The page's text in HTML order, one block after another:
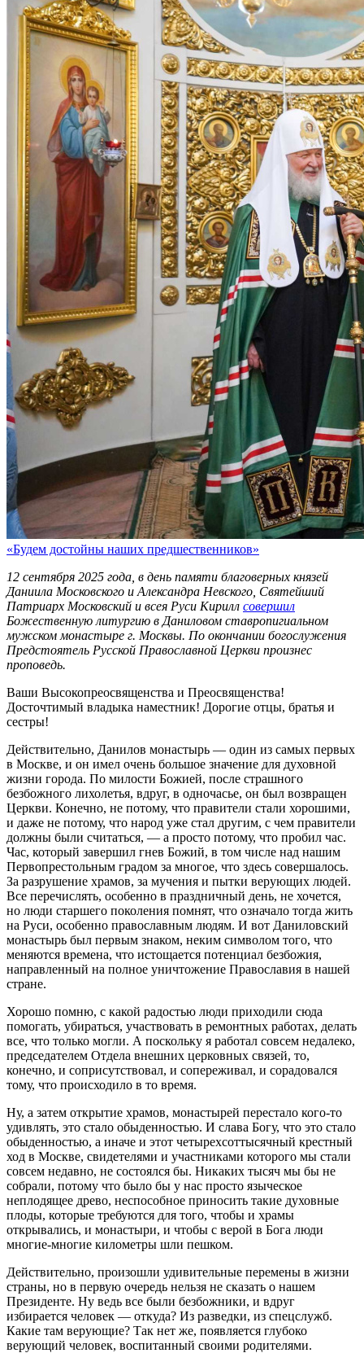
«Будем достойны наших предшественников»
12 сентября 2025 года, в день памяти благоверных князей
Даниила Московского и Александра Невского, Святейший
Патриарх Московский и всея Руси Кирилл совершил
Божественную литургию в Даниловом ставропигиальном
мужском монастыре г. Москвы. По окончании богослужения
Предстоятель Русской Православной Церкви произнес
проповедь.
Ваши Высокопреосвященства и Преосвященства!
Досточтимый владыка наместник! Дорогие отцы, братья и
сестры!
Действительно, Данилов монастырь — один из самых первых
в Москве, и он имел очень большое значение для духовной
жизни города. По милости Божией, после страшного
безбожного лихолетья, вдруг, в одночасье, он был возвращен
Церкви. Конечно, не потому, что правители стали хорошими,
и даже не потому, что народ уже стал другим, с чем правители
должны были считаться, — а просто потому, что пробил час.
Час, который завершил гнев Божий, в том числе над нашим
Первопрестольным градом за многое, что здесь совершалось.
За разрушение храмов, за мучения и пытки верующих людей.
Все перечислять, особенно в праздничный день, не хочется,
но люди старшего поколения помнят, что означало тогда жить
на Руси, особенно православным людям. И вот Даниловский
монастырь был первым знаком, неким символом того, что
меняются времена, что истощается потенциал безбожия,
направленный на полное уничтожение Православия в нашей
стране.
Хорошо помню, с какой радостью люди приходили сюда
помогать, убираться, участвовать в ремонтных работах, делать
все, что только могли. А поскольку я работал совсем недалеко,
председателем Отдела внешних церковных связей, то,
конечно, и соприсутствовал, и сопереживал, и сорадовался
тому, что происходило в то время.
Ну, а затем открытие храмов, монастырей перестало кого-то
удивлять, это стало обыденностью. И слава Богу, что это стало
обыденностью, а иначе и этот четырехсоттысячный крестный
ход в Москве, свидетелями и участниками которого мы стали
совсем недавно, не состоялся бы. Никаких тысяч мы бы не
собрали, потому что было бы у нас просто языческое
неплодящее древо, неспособное приносить такие духовные
плоды, которые требуются для того, чтобы и храмы
открывались, и монастыри, и чтобы с верой в Бога люди
многие-многие километры шли пешком.
Действительно, произошли удивительные перемены в жизни
страны, но в первую очередь нельзя не сказать о нашем
Президенте. Ну ведь все были безбожники, и вдруг
избирается человек — откуда? Из разведки, из спецслужб.
Какие там верующие? Так нет же, появляется глубоко
верующий человек, воспитанный своими родителями.